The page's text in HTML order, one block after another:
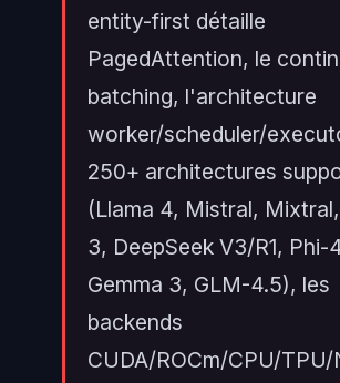
entity-first détaille
PagedAttention, le
batching, l'architecture
worker/scheduler/
250+ architectures
(Llama 4, Mistral,
3, DeepSeek V3/R1, Phi-
Gemma 3, GLM-4.5), les
backends
CUDA/ROCm/CPU/